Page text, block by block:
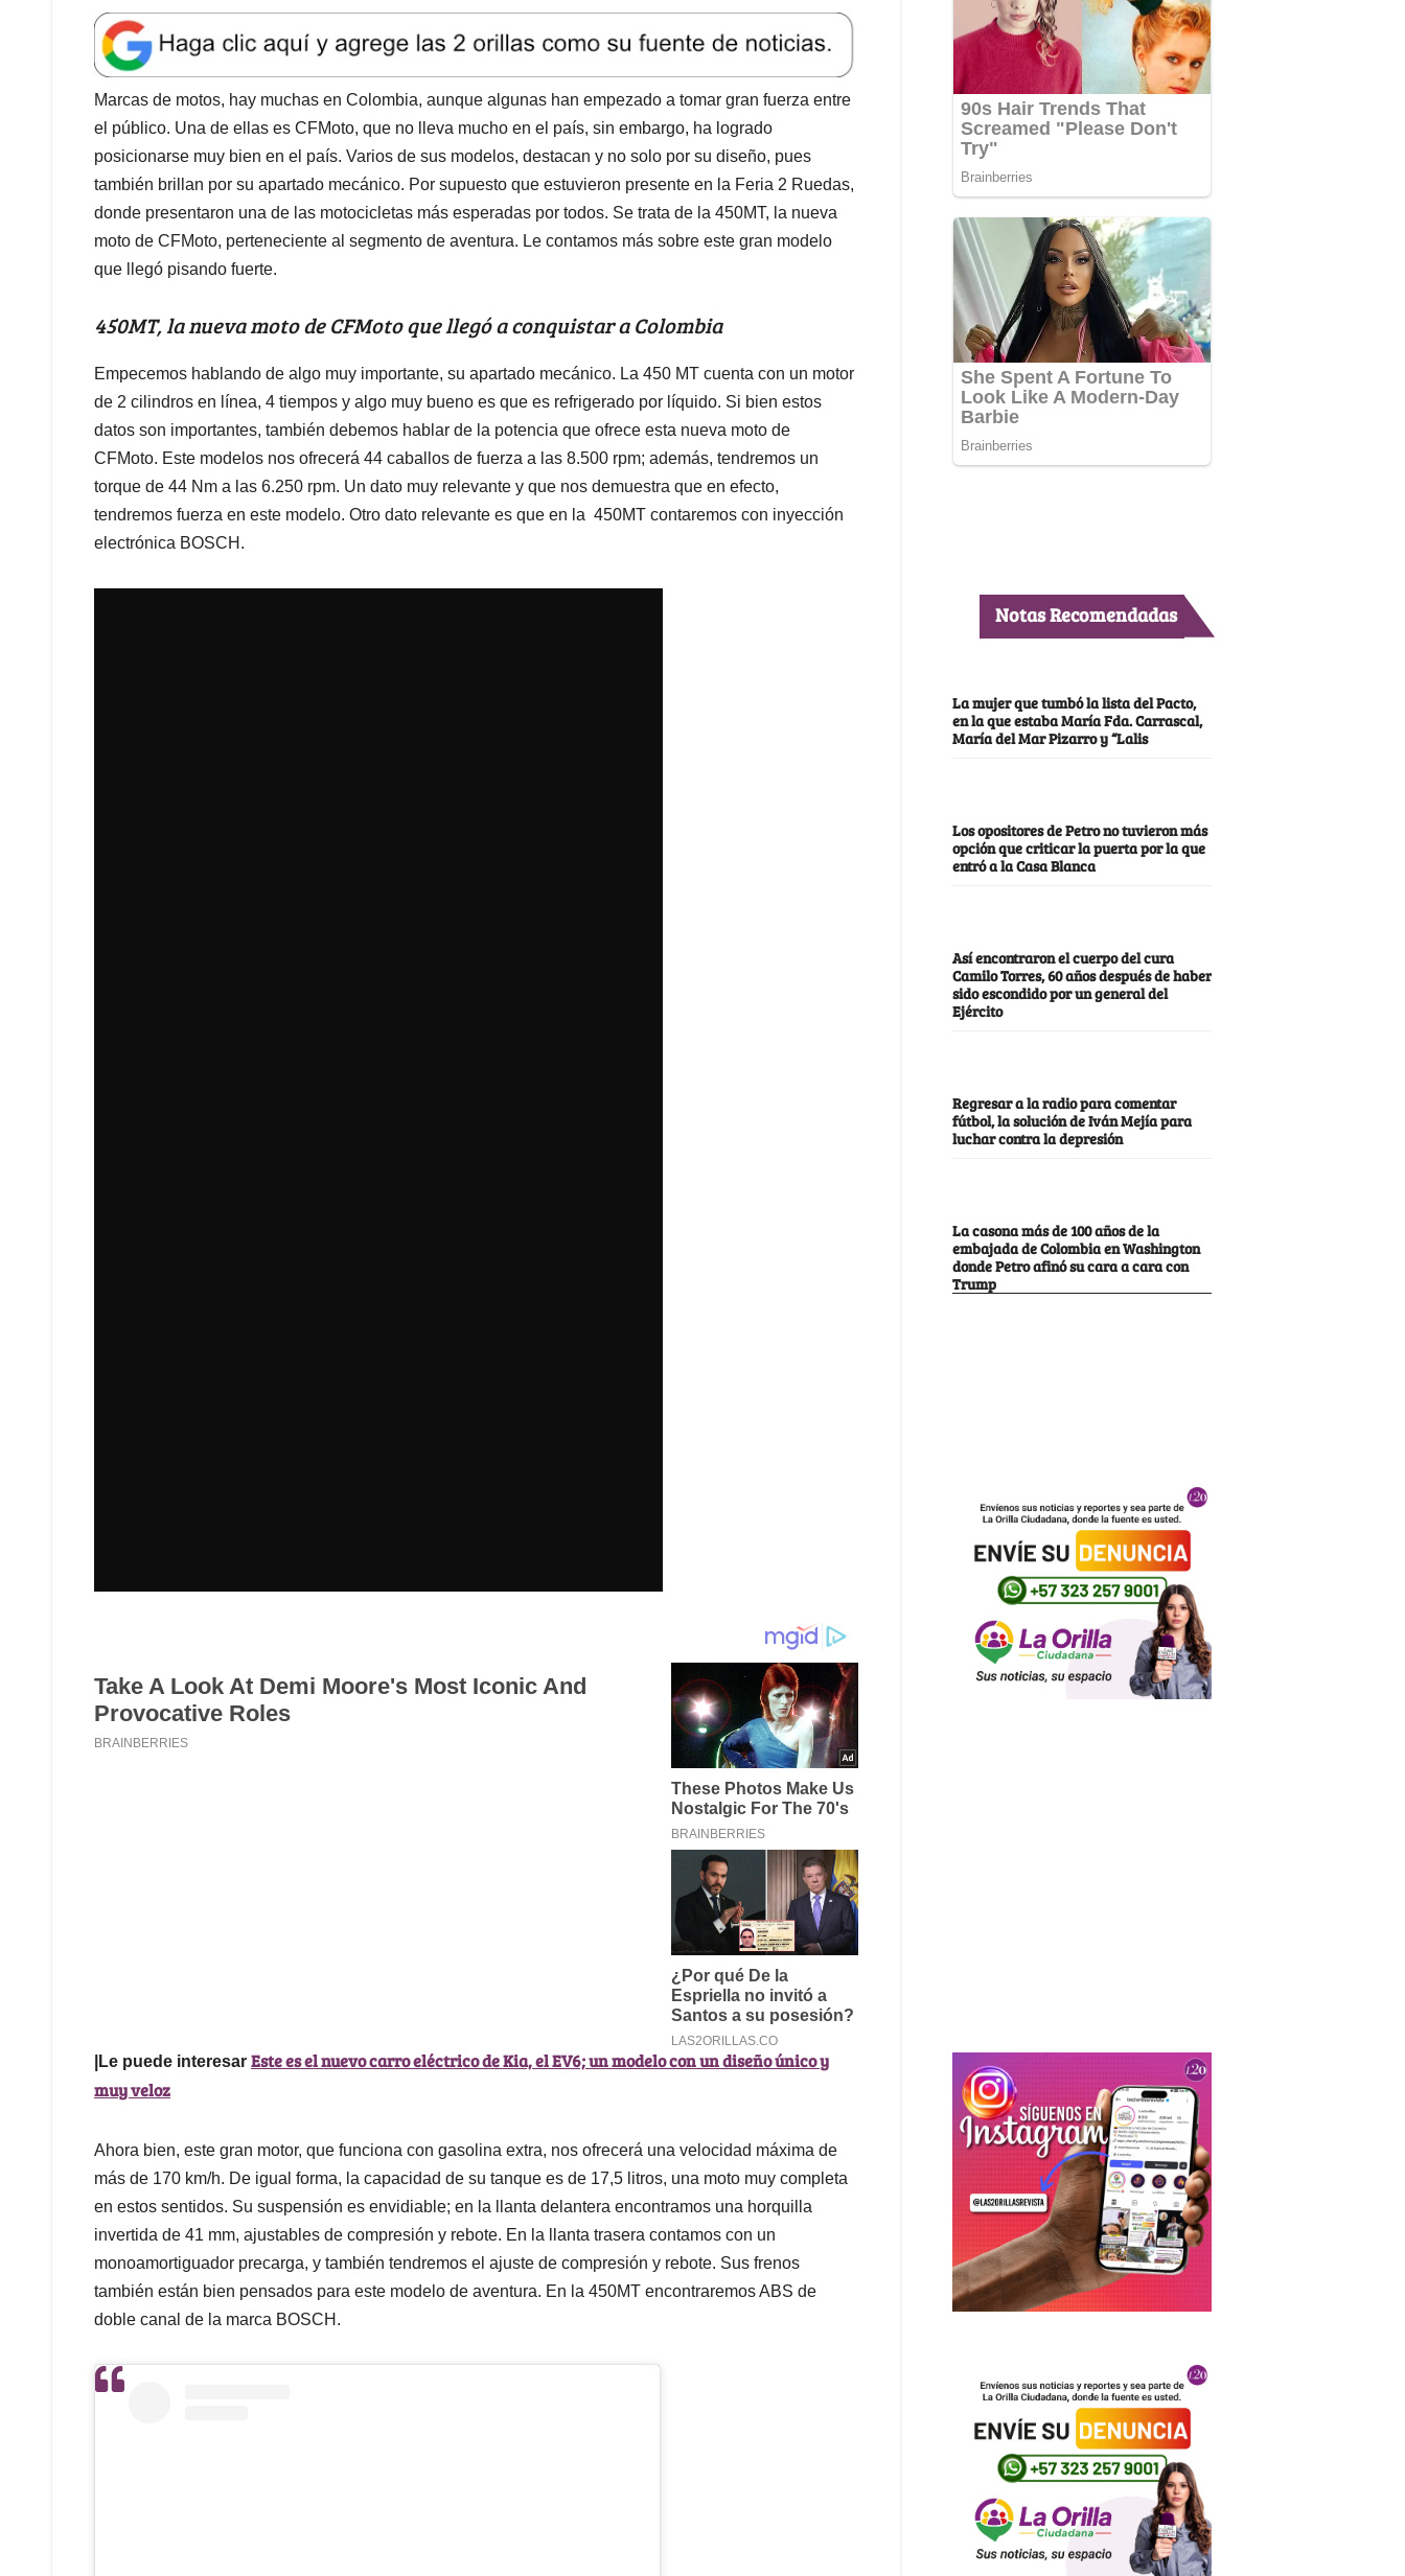
a
t
s
A
p
p
e
b
o
o
k
k
e
d
I
n
l
e
a
d
s
Marcas de motos, hay muchas en Colombia, aunque algunas han empezado a tomar gran fuerza entre
el público. Una de ellas es CFMoto, que no lleva mucho en el país, sin embargo, ha logrado
posicionarse muy bien en el país. Varios de sus modelos, destacan y no solo por su diseño, pues
también brillan por su apartado mecánico. Por supuesto que estuvieron presente en la Feria 2 Ruedas,
donde presentaron una de las motocicletas más esperadas por todos. Se trata de la 450MT, la nueva
moto de CFMoto, perteneciente al segmento de aventura. Le contamos más sobre este gran modelo
que llegó pisando fuerte.
450MT, la nueva moto de CFMoto que llegó a conquistar a Colombia
Empecemos hablando de algo muy importante, su apartado mecánico. La 450 MT cuenta con un motor
de 2 cilindros en línea, 4 tiempos y algo muy bueno es que es refrigerado por líquido. Si bien estos
datos son importantes, también debemos hablar de la potencia que ofrece esta nueva moto de
CFMoto. Este modelos nos ofrecerá 44 caballos de fuerza a las 8.500 rpm; además, tendremos un
torque de 44 Nm a las 6.250 rpm. Un dato muy relevante y que nos demuestra que en efecto,
tendremos fuerza en este modelo. Otro dato relevante es que en la 450MT contaremos con inyección
electrónica BOSCH.
|Le puede interesar Este es el nuevo carro eléctrico de Kia, el EV6; un modelo con un diseño único y
muy veloz
Ahora bien, este gran motor, que funciona con gasolina extra, nos ofrecerá una velocidad máxima de
más de 170 km/h. De igual forma, la capacidad de su tanque es de 17,5 litros, una moto muy completa
en estos sentidos. Su suspensión es envidiable; en la llanta delantera encontramos una horquilla
invertida de 41 mm, ajustables de compresión y rebote. En la llanta trasera contamos con un
monoamortiguador precarga, y también tendremos el ajuste de compresión y rebote. Sus frenos
también están bien pensados para este modelo de aventura. En la 450MT encontraremos ABS de
doble canal de la marca BOSCH.
Notas Recomendadas
La mujer que tumbó la lista del Pacto,
en la que estaba María Fda. Carrascal,
María del Mar Pizarro y “Lalis
Los opositores de Petro no tuvieron más
opción que criticar la puerta por la que
entró a la Casa Blanca
Así encontraron el cuerpo del cura
Camilo Torres, 60 años después de haber
sido escondido por un general del
Ejército
Regresar a la radio para comentar
fútbol, la solución de Iván Mejía para
luchar contra la depresión
La casona más de 100 años de la
embajada de Colombia en Washington
donde Petro afinó su cara a cara con
Trump